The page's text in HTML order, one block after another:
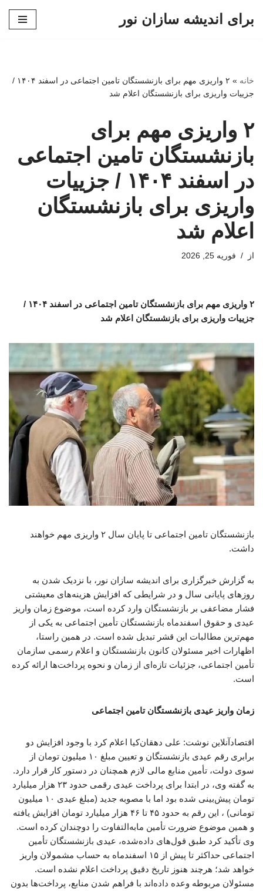
برای اندیشه سازان نور
خانه »
۲ واریزی مهم برای بازنشستگان تامین اجتماعی در اسفند ۱۴۰۴ /
جزییات واریزی برای بازنشستگان اعلام شد
۲ واریزی مهم برای
بازنشستگان تامین اجتماعی
در اسفند ۱۴۰۴ / جزییات
واریزی برای بازنشستگان
اعلام شد
از فوریه 25, 2026
۲ واریزی مهم برای بازنشستگان تامین اجتماعی در اسفند ۱۴۰۴ /
جزییات واریزی برای بازنشستگان اعلام شد
بازنشستگان تامین اجتماعی تا پایان سال ۲ واریزی مهم خواهند
داشت.
به گزارش خبرگزاری برای اندیشه سازان نور، با نزدیک شدن به
روزهای پایانی سال و در شرایطی که افزایش هزینه‌های معیشتی
فشار مضاعفی بر بازنشستگان وارد کرده است، موضوع زمان واریز
عیدی و حقوق اسفندماه بازنشستگان تأمین اجتماعی به یکی از
مهم‌ترین مطالبات این قشر تبدیل شده است. در همین راستا،
اظهارات اخیر مسئولان کانون بازنشستگان و اعلام رسمی سازمان
تأمین اجتماعی، جزئیات تازه‌ای از زمان و نحوه پرداخت‌ها ارائه کرده
است.
زمان واریز عیدی بازنشستگان تامین اجتماعی
اقتصادآنلاین نوشت: علی دهقان‌کیا اعلام کرد با وجود افزایش دو
برابری رقم عیدی بازنشستگان و تعیین مبلغ ۱۰ میلیون تومان از
سوی دولت، تأمین منابع مالی لازم همچنان در دستور کار قرار دارد.
به گفته وی، در ابتدا برای پرداخت عیدی رقمی حدود ۲۳ هزار میلیارد
تومان پیش‌بینی شده بود اما با مصوبه جدید (مبلغ عیدی ۱۰ میلیون
تومانی) ، این رقم به حدود ۴۵ تا ۴۶ هزار میلیارد تومان افزایش یافته
و همین موضوع ضرورت تأمین مابه‌التفاوت را دوچندان کرده است.
وی تأکید کرد طبق قول‌های داده‌شده، عیدی بازنشستگان تأمین
اجتماعی حداکثر تا پیش از ۱۵ اسفندماه به حساب مشمولان واریز
خواهد شد؛ هرچند هنوز تاریخ دقیق پرداخت اعلام نشده است.
مسئولان مربوطه وعده داده‌اند با فراهم شدن منابع، پرداخت‌ها بدون